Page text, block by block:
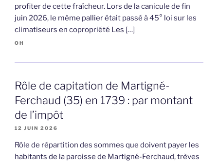
profiter de cette fraîcheur. Lors de la canicule de fin
juin 2026, le même pallier était passé à 45° loi sur les
climatiseurs en copropriété Les […]
OH
Rôle de capitation de Martigné-
Ferchaud (35) en 1739 : par montant
de l’impôt
12 JUIN 2026
Rôle de répartition des sommes que doivent payer les
habitants de la paroisse de Martigné-Ferchaud, trèves